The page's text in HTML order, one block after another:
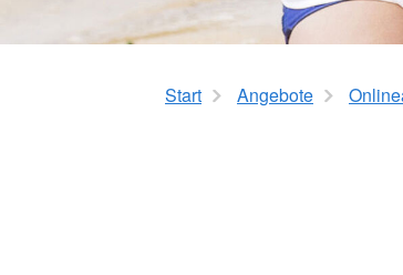
Start Angebote